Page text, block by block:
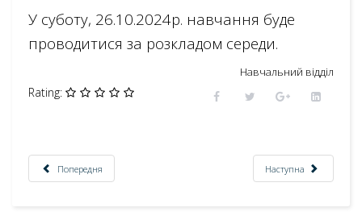
У суботу, 26.10.2024р. навчання буде
проводитися за розкладом середи.
Навчальний відділ
Rating:
Попередня Наступна